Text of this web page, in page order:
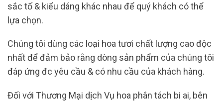
sắc tố & kiểu dáng khác nhau để quý khách có thể
lựa chọn.
Chúng tôi dùng các loại hoa tươi chất lượng cao độc
nhất để đảm bảo rằng dòng sản phẩm của chúng tôi
đáp ứng đc yêu cầu & có nhu cầu của khách hàng.
Đối với Thương Mại dịch Vụ hoa phân tách bi ai, bên